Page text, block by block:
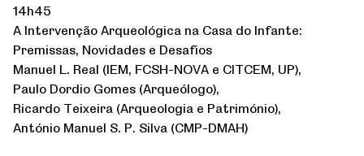
14h45
A Intervenção Arqueológica na Casa do Infante:
Premissas, Novidades e Desafios
Manuel L. Real (IEM, FCSH-NOVA e CITCEM, UP),
Paulo Dordio Gomes (Arqueólogo),
Ricardo Teixeira (Arqueologia e Património),
António Manuel S. P. Silva (CMP-DMAH)